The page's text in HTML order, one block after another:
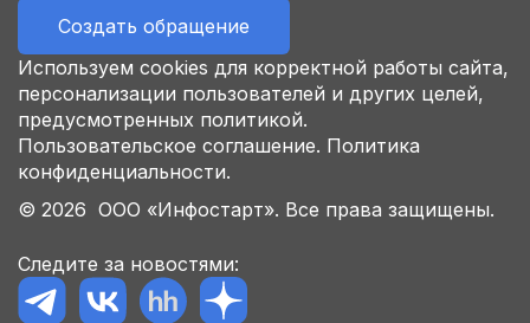
Создать обращение
Используем cookies для корректной работы сайта,
персонализации пользователей и других целей,
предусмотренных политикой.
Пользовательское соглашение. Политика
конфиденциальности.
© 2026 ООО «Инфостарт». Все права защищены.
Следите за новостями: